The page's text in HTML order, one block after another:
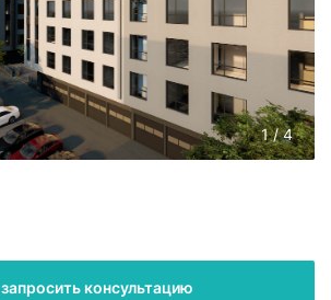
1/4
запросить консультацию